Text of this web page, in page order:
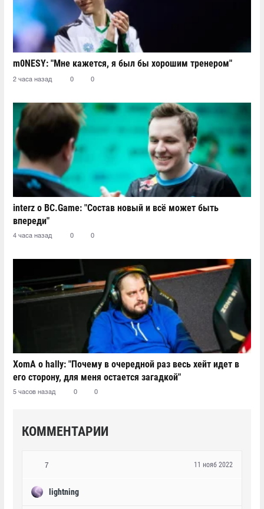
m0NESY: "Мне кажется, я был бы хорошим тренером"
2 часа назад 0 0
interz о BC.Game: "Состав новый и всё может быть
впереди"
4 часа назад 0 0
XomA о hally: "Почему в очередной раз весь хейт идет в
его сторону, для меня остается загадкой"
5 часов назад 0 0
КОММЕНТАРИИ
7
lightning
11 нояб 2022